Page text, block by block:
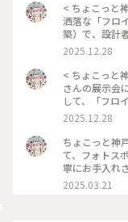
< ちょこっと
洒落な「フロ
築）で、設計
がベーカリー
結婚式の２次
トになってい
ても知られて
リーが印象的
夜のライトア
手入れされて
ちょこっと神
#私のことりっ
2025.12.28
< ちょこっと
さんの展示会
して、「フロ
リーブ」さん
フェには行っ
建物やお庭も
稿) 2階のカフ
て、先に1階
半分にカット
で、お土産に
2025.12.28
ちょこっと神
て、フォトス
寧にお手入れ
ました。 10
かな。 #ちょ
2025.03.21